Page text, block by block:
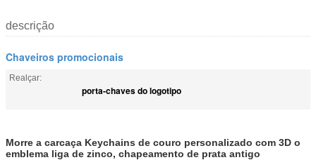
descrição
Chaveiros promocionais
Realçar:
porta-chaves do logotipo
Morre a carcaça Keychains de couro personalizado com 3D o
emblema liga de zinco, chapeamento de prata antigo